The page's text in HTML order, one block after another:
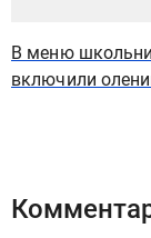
В меню
включили